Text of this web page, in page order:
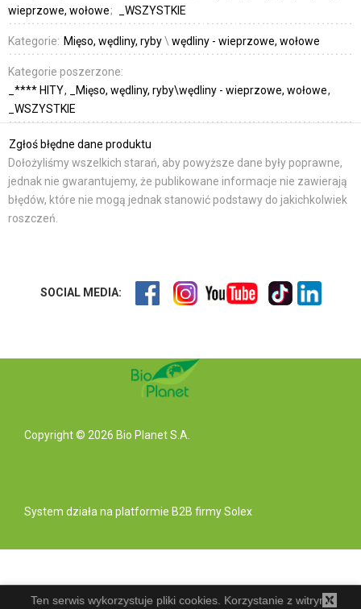
wieprzowe, wołowe
_WSZYSTKIE
Kategorie: Mięso, wędliny, ryby\ wędliny - wieprzowe, wołowe
Kategorie poszerzone:
_**** HITY
_Mięso, wędliny, ryby\wędliny - wieprzowe, wołowe
_WSZYSTKIE
Zgłoś błędne dane produktu
Dołożyliśmy wszelkich starań, aby powyższe dane były poprawne,
jednak nie gwarantujemy, że publikowane informacje nie zawierają
błędów, które nie mogą jednak stanowić podstawy do jakichkolwiek
roszczeń.
SOCIAL MEDIA:
Copyright © 2026 Bio Planet S.A.
System działa na platformie B2B firmy Solex
Ten serwis wykorzystuje pliki cookies. Korzystanie z witryny